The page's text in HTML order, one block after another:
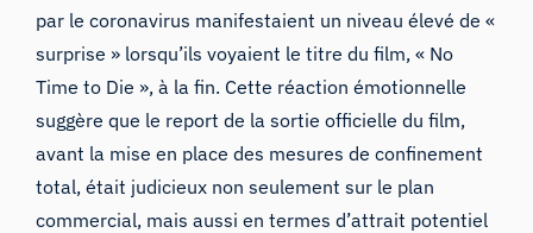
par le coronavirus manifestaient un niveau élevé de «
surprise » lorsqu’ils voyaient le titre du film, « No
Time to Die », à la fin. Cette réaction émotionnelle
suggère que le report de la sortie officielle du film,
avant la mise en place des mesures de confinement
total, était judicieux non seulement sur le plan
commercial, mais aussi en termes d’attrait potentiel